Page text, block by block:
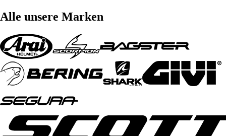
Alle unsere Marken